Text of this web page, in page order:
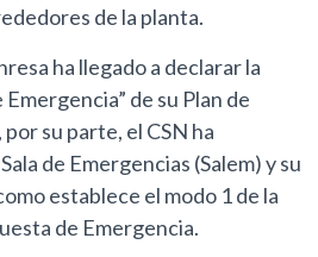
de la planta.
ha llegado a declarar la
de su Plan de
su parte, el CSN ha
de Emergencias (Salem) y su
establece el modo 1 de la
de Emergencia.